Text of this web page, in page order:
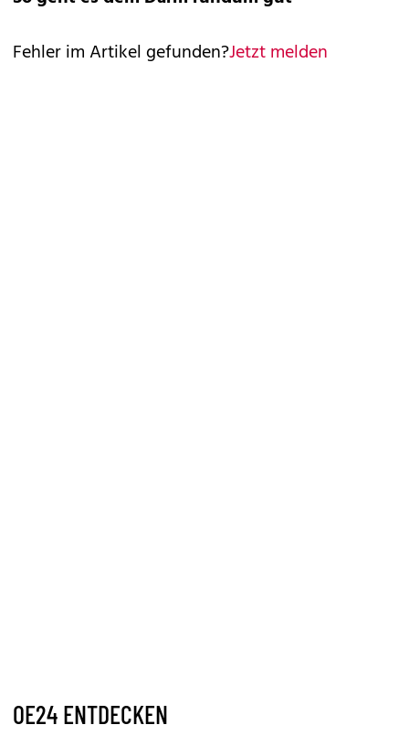
Fehler im Artikel gefunden?Jetzt melden
OE24 ENTDECKEN